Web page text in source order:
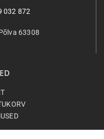
032 872
63308